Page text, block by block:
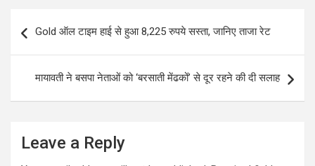
navigation
Gold ऑल टाइम हाई से हुआ 8,225 रुपये सस्ता, जानिए ताजा रेट
मायावती ने बसपा नेताओं को ‘बरसाती मेंढकों’ से दूर रहने की दी सलाह
Leave a Reply